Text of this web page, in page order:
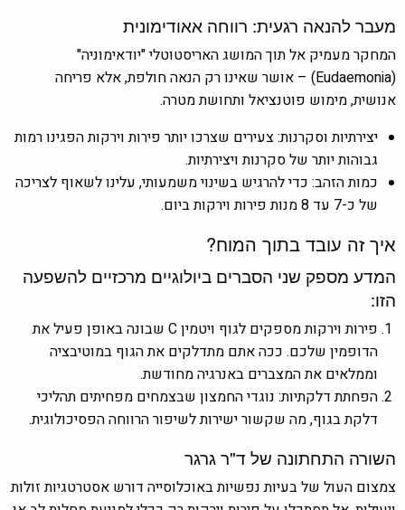
מעבר להנאה רגעית: רווחה אאודימונית
המחקר מעמיק אל תוך המושג האריסטוטלי "יודאימוניה"
(Eudaemonia) – אושר שאינו רק הנאה חולפת, אלא פריחה
אנושית, מימוש פוטנציאל ותחושת מטרה.
יצירתיות וסקרנות: צעירים שצרכו יותר פירות וירקות הפגינו רמות
גבוהות יותר של סקרנות ויצירתיות.
כמות הזהב: כדי להרגיש בשינוי משמעותי, עלינו לשאוף לצריכה
של כ-7 עד 8 מנות פירות וירקות ביום.
איך זה עובד בתוך המוח?
המדע מספק שני הסברים ביולוגיים מרכזיים להשפעה
הזו:
פירות וירקות מספקים לגוף ויטמין C שבונה באופן פעיל את
הדופמין שלכם. ככה אתם מתדלקים את הגוף במוטיבציה
וממלאים את המצברים באנרגיה מחודשת.
הפחתת דלקתיות: נוגדי החמצון שבצמחים מפחיתים תהליכי
דלקת בגוף, מה שקשור ישירות לשיפור הרווחה הפסיכולוגית.
השורה התחתונה של ד"ר גרגר
צמצום העול של בעיות נפשיות באוכלוסייה דורש אסטרטגיות זולות